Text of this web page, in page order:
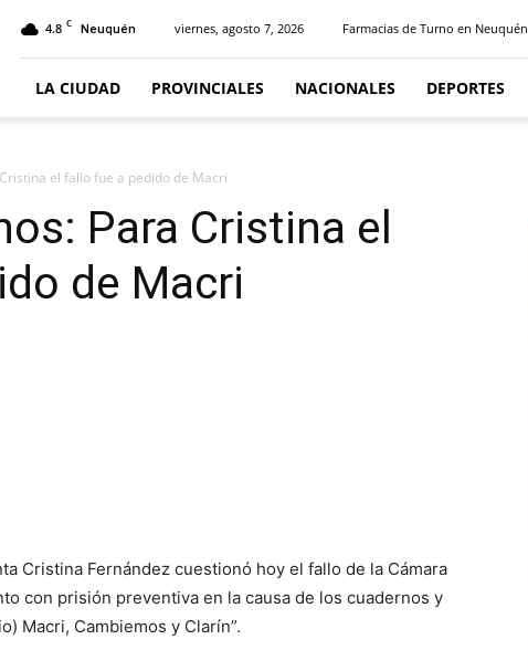
4.8 C Neuquén viernes, agosto 7, 2026 Farmacias de Turno en Neuquén
LA CIUDAD PROVINCIALES NACIONALES DEPORTES
el fallo fue a pedido de Macri
Para Cristina el
de Macri
Cristina Fernández cuestionó hoy el fallo de la Cámara
con prisión preventiva en la causa de los cuadernos y
Macri, Cambiemos y Clarín”.